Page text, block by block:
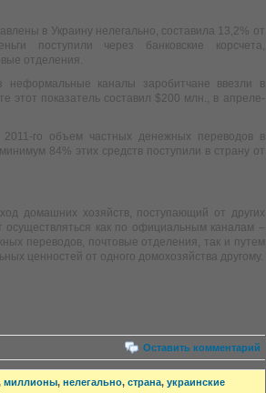
в Украину нелегально, составила 13,2% от
поступили через банковские корсчета,
отделения.
неформальные каналы заробитчане ввезли в
этот показатель составил $200 млн., в апреле-
го объем частных денежных переводов в
84% этих средств поступили в страну от
домашних хозяйств, поступающий от других
осуществляться как по официальным каналам –
переводов, почтовые отделения, так и путем
ценностей от одного домохозяйства другому.
Оставить комментарий
миллионы, нелегально, страна, украинские